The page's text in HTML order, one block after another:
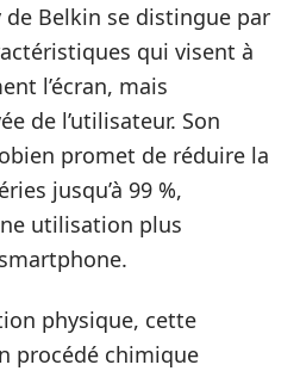
de Belkin se distingue par
qui visent à
l’écran, mais
de l’utilisateur. Son
promet de réduire la
jusqu’à 99 %,
utilisation plus
physique, cette
procédé chimique